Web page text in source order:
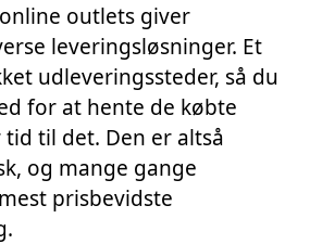
outlets giver
leveringsløsninger. Et
udleveringssteder, så du
for at hente de købte
til det. Den er altså
og mange gange
prisbevidste